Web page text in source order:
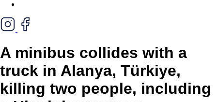
A minibus collides with a
truck in Alanya, Türkiye,
killing two people, including